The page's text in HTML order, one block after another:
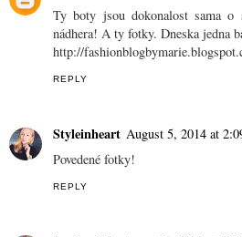
Ty boty jsou dokonalost sama
nádhera! A ty fotky. Dneska jedna
http://
REPLY
Styleinheart August 5, 2014 at
Povedené fotky!
REPLY